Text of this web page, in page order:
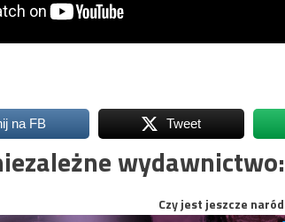
na FB Tweet
wydawnictwo:
Czy jest jeszcze